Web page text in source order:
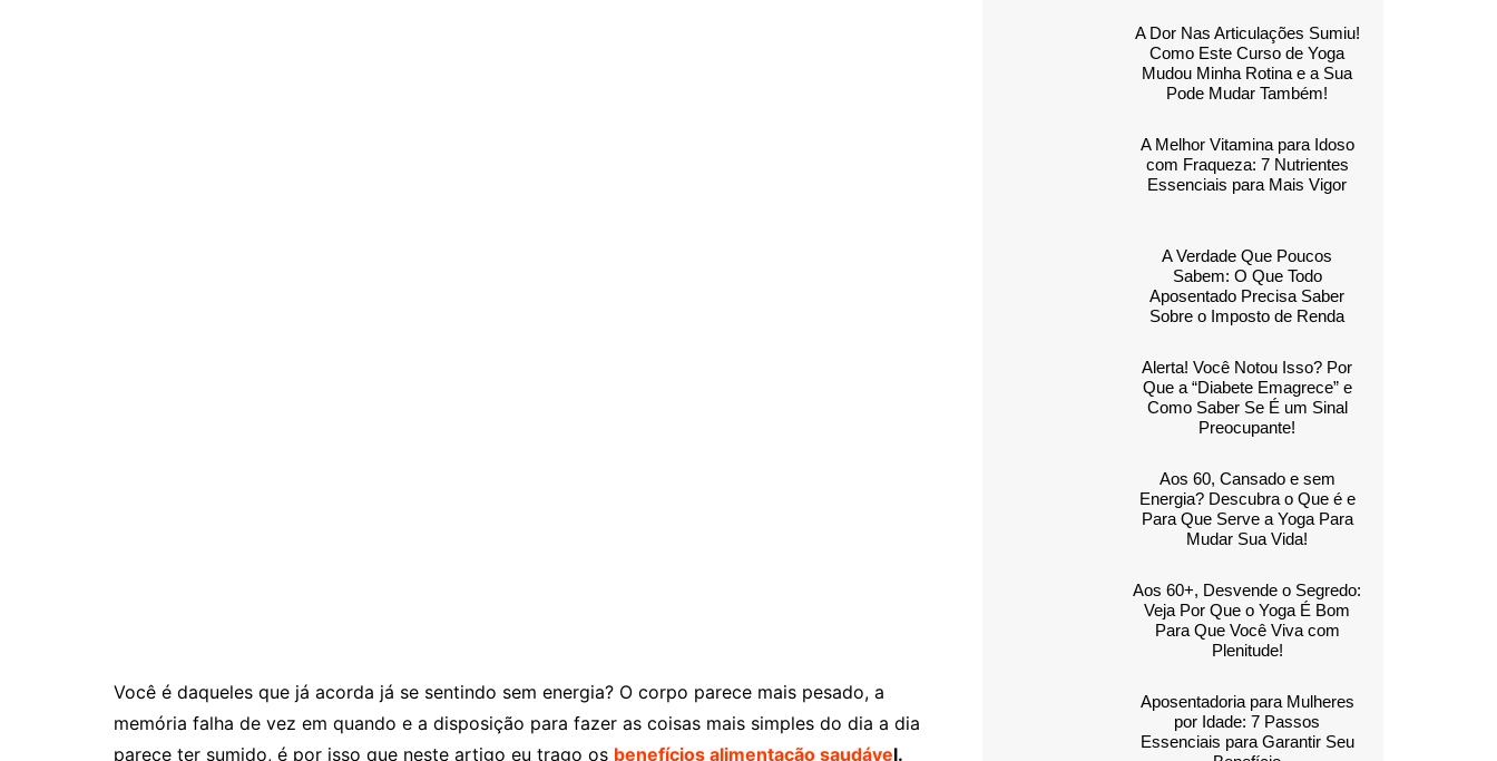
Você é daqueles que já acorda já se sentindo sem energia? O corpo parece mais pesado, a
memória falha de vez em quando e a disposição para fazer as coisas mais simples do dia a dia
parece ter sumido, é por isso que neste artigo eu trago os benefícios alimentação saudável.
A Dor Nas Articulações Sumiu!
Como Este Curso de Yoga
Mudou Minha Rotina e a Sua
Pode Mudar Também!
A Melhor Vitamina para Idoso
com Fraqueza: 7 Nutrientes
Essenciais para Mais Vigor
A Verdade Que Poucos
Sabem: O Que Todo
Aposentado Precisa Saber
Sobre o Imposto de Renda
Alerta! Você Notou Isso? Por
Que a “Diabete Emagrece” e
Como Saber Se É um Sinal
Preocupante!
Aos 60, Cansado e sem
Energia? Descubra o Que é e
Para Que Serve a Yoga Para
Mudar Sua Vida!
Aos 60+, Desvende o Segredo:
Veja Por Que o Yoga É Bom
Para Que Você Viva com
Plenitude!
Aposentadoria para Mulheres
por Idade: 7 Passos
Essenciais para Garantir Seu